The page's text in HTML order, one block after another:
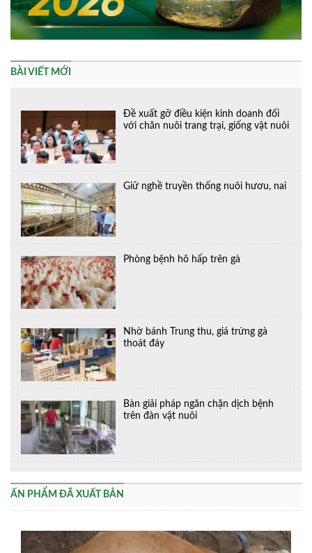
BÀI VIẾT MỚI
Đề xuất gỡ điều kiện kinh doanh đối
với chăn nuôi trang trại, giống vật nuôi
Giữ nghề truyền thống nuôi hươu, nai
Phòng bệnh hô hấp trên gà
Nhờ bánh Trung thu, giá trứng gà
thoát đáy
Bàn giải pháp ngăn chặn dịch bệnh
trên đàn vật nuôi
ẤN PHẨM ĐÃ XUẤT BẢN